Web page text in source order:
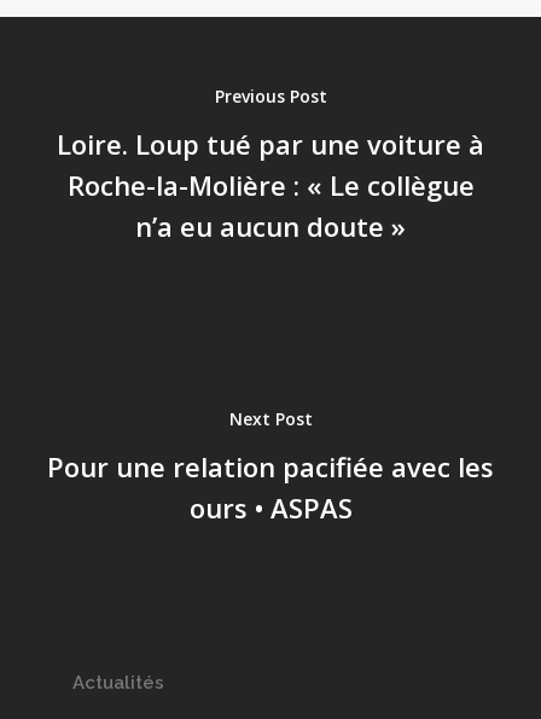
Previous Post
Loire. Loup tué par une voiture à
Roche-la-Molière : « Le collègue
n’a eu aucun doute »
Next Post
Pour une relation pacifiée avec les
ours • ASPAS
Actualités